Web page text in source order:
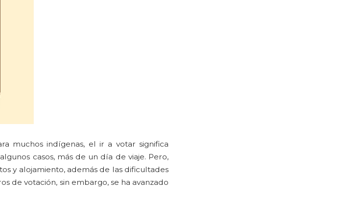
muchos indígenas, el ir a votar significa
casos, más de un día de viaje. Pero,
y alojamiento, además de las dificultades
de votación, sin embargo, se ha avanzado